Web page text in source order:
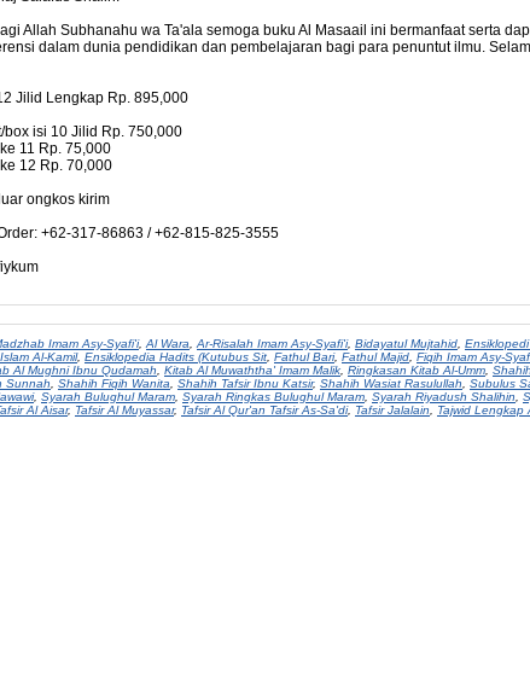
Allah Subhanahu wa Ta'ala semoga buku Al Masaail ini bermanfaat serta
dalam dunia pendidikan dan pembelajaran bagi para penuntut ilmu.
Jilid Lengkap Rp. 895,000
box isi 10 Jilid Rp. 750,000
11 Rp. 75,000
12 Rp. 70,000
ongkos kirim
+62-317-86863 / +62-815-825-3555
Imam Asy-Syafi'i, Al Wara Ar-Risalah Imam Asy-Syafi'i, Bidayatul Mujtahid Ensiklopedi
Al-Kamil, Ensiklopedia Hadits (Kutubus Sit Fathul Bari, Fathul Majid Fiqih Imam Asy-
Al Mughni Ibnu Qudamah Kitab Al Muwaththa' Imam Malik Ringkasan Kitab Al-Umm
Sunnah Shahih Fiqih Wanita Shahih Tafsir Ibnu Katsir, Shahih Wasiat Rasulullah Subulus
, Syarah Bulughul Maram Syarah Ringkas Bulughul Maram Syarah Riyadush Shalihin
Al Aisar, Tafsir Al Muyassar, Tafsir Al Qur'an Tafsir As-Sa'di, Tafsir Jalalain
Tajwid Lengkap